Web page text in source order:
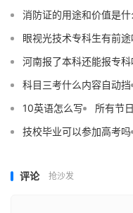
消防证的用途和价值是什
眼视光技术专科生有前途
河南报了本科还能报专科
科目三考什么内容自动挡
10英语怎么写
所有节
技校毕业可以参加高考吗
评论 抢沙发